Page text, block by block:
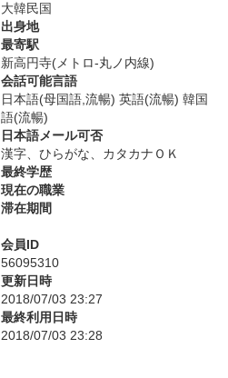
大韓民国
出身地
最寄駅
新高円寺(メトロ-丸ノ内線)
会話可能言語
日本語(母国語,流暢) 英語(流暢) 韓国
語(流暢)
日本語メール可否
漢字、ひらがな、カタカナＯＫ
最終学歴
現在の職業
滞在期間
会員ID
56095310
更新日時
2018/07/03 23:27
最終利用日時
2018/07/03 23:28